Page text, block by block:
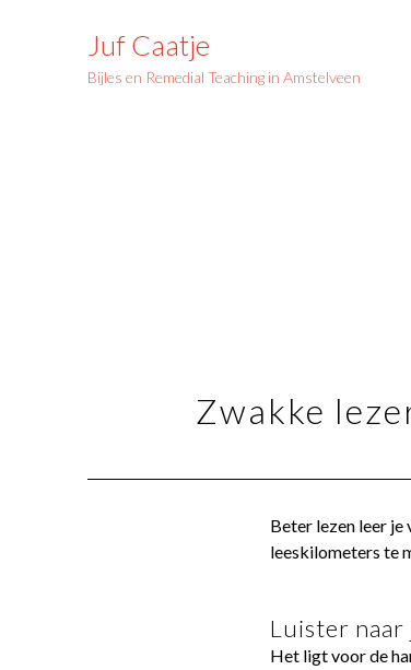
Juf Caatje
Bijles en Remedial Teaching in Amstelveen
Zwakke
Beter lezen leer
leeskilometers te
Luister naar
Het ligt voor de